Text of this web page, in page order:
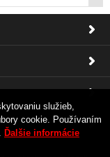
služieb,
cookie. Používaním
Ďalšie informácie